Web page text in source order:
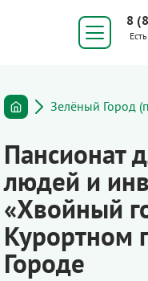
8
Зелёный Город
Пансионат
людей и
«Хвойный
Курортном
Городе